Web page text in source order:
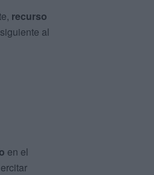
recurso
al
en el